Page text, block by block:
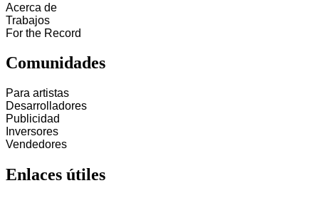
Acerca de
Trabajos
For the Record
Comunidades
Para artistas
Desarrolladores
Publicidad
Inversores
Vendedores
Enlaces útiles